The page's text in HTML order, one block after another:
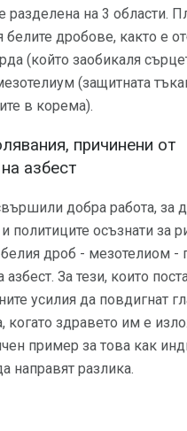
на 3 области.
белите дробове, както е
(който заобикаля
(защитната
в корема).
причинени от
азбест
добра работа, за
политиците осъзнати за
дроб - мезотелиом -
За тези, които
усилия да повдигнат
когато здравето им е
пример за това как
направят разлика.